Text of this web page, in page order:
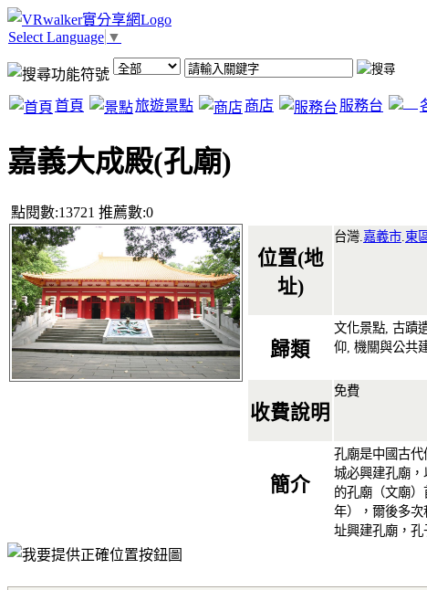
Select Language ▼
首頁 旅遊景點 商店 服務台
嘉義大成殿(孔廟)
點閱數:13721 推薦數:0
位置(地
址)
台灣. 嘉義市 東
歸類
文化景點, 古蹟
仰, 機關與公共
收費說明
免費
簡介
孔廟是中國古
城必興建孔廟
的孔廟（文廟）
年），爾後多次
址興建孔廟，孔